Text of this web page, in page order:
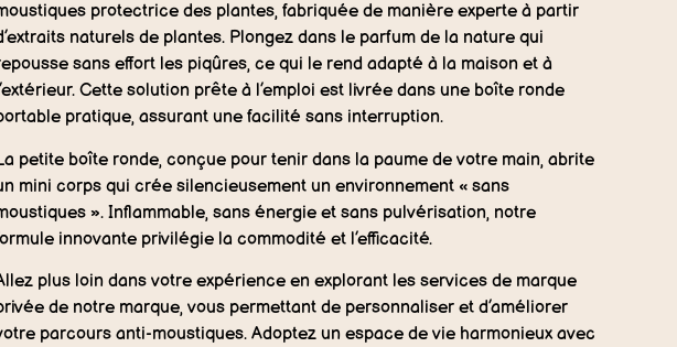
protectrice des plantes, fabriquée de manière experte à partir
naturels de plantes. Plongez dans le parfum de la nature qui
sans effort les piqûres, ce qui le rend adapté à la maison et à
Cette solution prête à l’emploi est livrée dans une boîte ronde
pratique, assurant une facilité sans interruption.
petite boîte ronde, conçue pour tenir dans la paume de votre main, abrite
mini corps qui crée silencieusement un environnement « sans
». Inflammable, sans énergie et sans pulvérisation, notre
innovante privilégie la commodité et l’efficacité.
plus loin dans votre expérience en explorant les services de marque
de notre marque, vous permettant de personnaliser et d’améliorer
parcours anti-moustiques. Adoptez un espace de vie harmonieux avec